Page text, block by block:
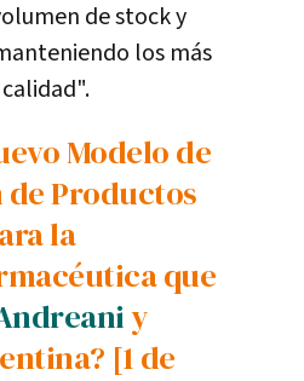
de stock y
los más
Productos
la
que
y
[1 de